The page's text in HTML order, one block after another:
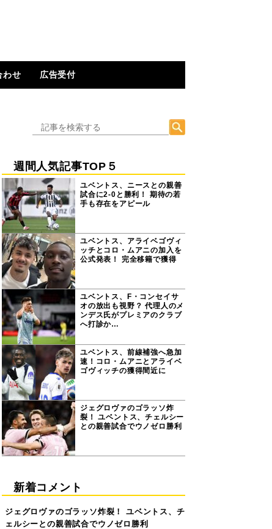
わせ 広告受付
週間人気記事TOP５
ユベントス、ニースとの親善
試合に2-0と勝利！ 期待の若
手も存在をアピール
ユベントス、アライベゴヴィ
ッチとコロ・ムアニの加入を
公式発表！ 完全移籍で獲得
ユベントス、F・コンセイサ
オの放出も視野？ 代理人のメ
ンデス氏がプレミアのクラブ
へ打診か…
ユベントス、前線補強へ急加
速！コロ・ムアニとアライベ
ゴヴィッチの獲得間近に
ジェグロヴァのゴラッソ炸
裂！ ユベントス、チェルシー
との親善試合でウノゼロ勝利
新着コメント
ジェグロヴァのゴラッソ炸裂！ ユベントス、チ
ェルシーとの親善試合でウノゼロ勝利